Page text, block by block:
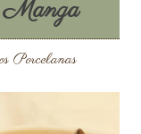
Manga
Porcelanas